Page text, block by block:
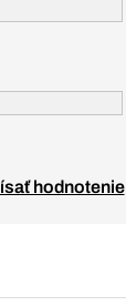
hodnotenie